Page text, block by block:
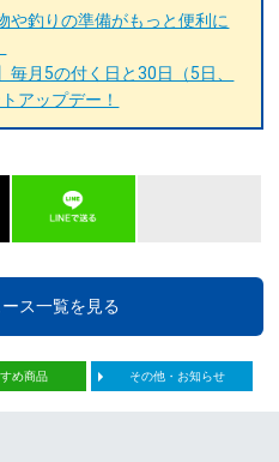
や釣りの準備がもっと便利に
毎月5の付く日と30日（5日、
アップデー！
ス一覧を見る
め商品 その他・お知らせ